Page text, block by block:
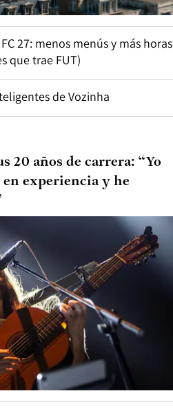
27: menos menús y más horas
que trae FUT)
de Vozinha
20 años de carrera: “Yo
en experiencia y he